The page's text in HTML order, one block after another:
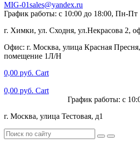
MIG-01sales@yandex.ru
График работы: с 10:00 до 18:00, Пн-Пт
г. Химки, ул. Сходня, ул.Некрасова 2,
Офис: г. Москва, улица Красная
помещение 1Л/Н
0,00 руб. Cart
0,00 руб. Cart
График работы: с
г. Москва, улица Тестовая, д1